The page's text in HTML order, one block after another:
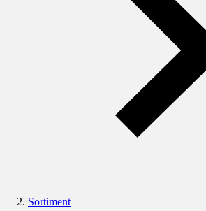
Sortiment